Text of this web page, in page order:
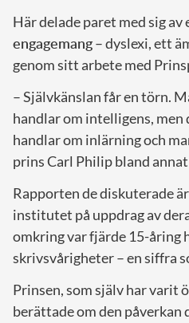
Här delade paret med sig av
engagemang– dyslexi, ett
genom sitt arbete med
– Självkänslan får en törn.
handlar om intelligens, men
handlar om inlärning och
prins Carl Philip bland
Rapporten de diskuterade
institutet på uppdrag av
omkring var fjärde 15-åring
skrivsvårigheter – en siffra
Prinsen, som själv har varit
berättade om den påverkan